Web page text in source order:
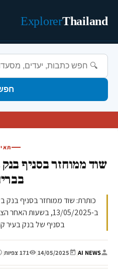
Thailand
Explorer
שוד ממוחזר בסניף
כותרת: שוד ממוחזר בסניף בנק
ב-13/05/2025, בשעות
בסניף של בנק בעיר
AI NEWS
|
14/05/2025
| 171 צפיות |